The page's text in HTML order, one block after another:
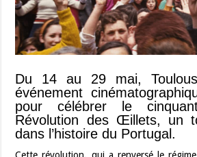
Du 14 au 29 mai,
événement
pour célébrer le
Révolution des Œillets, un
dans l’histoire du Portugal.